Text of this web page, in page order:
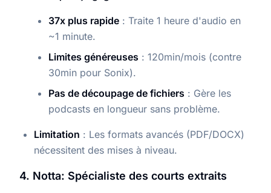
37x plus rapide : Traite 1 heure d'audio en
~1 minute.
Limites généreuses : 120min/mois (contre
30min pour Sonix).
Pas de découpage de fichiers : Gère les
podcasts en longueur sans problème.
Limitation : Les formats avancés (PDF/DOCX)
nécessitent des mises à niveau.
4. Notta: Spécialiste des courts extraits